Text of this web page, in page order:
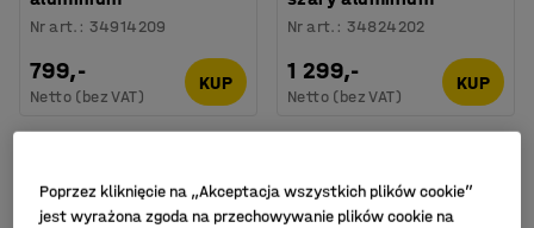
Nr art. : 34914209
799,-
Netto (bez VAT)
KUP
Nr art. : 34824202
1 299,-
Netto (bez VAT)
KUP
Poprzez kliknięcie na „Akceptacja wszystkich plików cookie”
jest wyrażona zgoda na przechowywanie plików cookie na